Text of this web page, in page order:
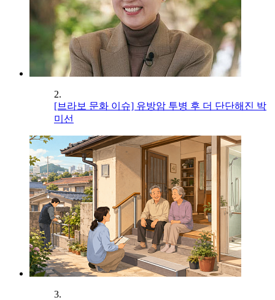
2.
[브라보 문화 이슈] 유방암 투병 후 더 단단해진 박
미선
3.